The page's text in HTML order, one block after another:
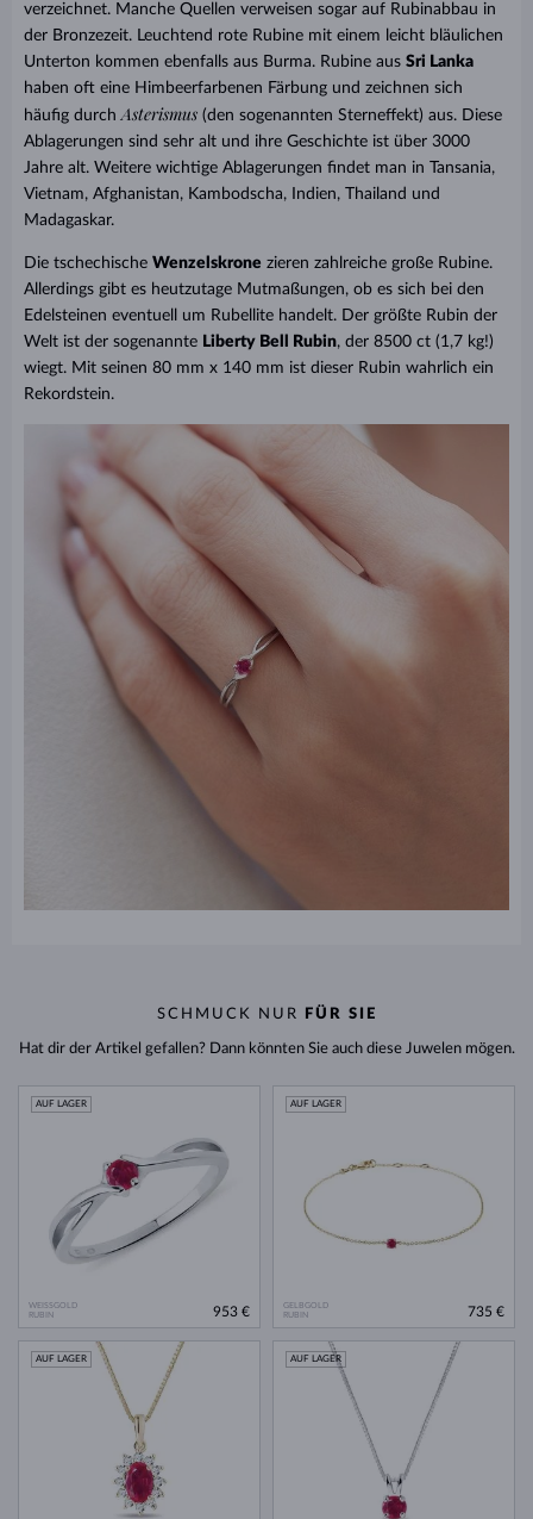
verzeichnet. Manche Quellen verweisen sogar auf Rubinabbau in
der Bronzezeit. Leuchtend rote Rubine mit einem leicht bläulichen
Unterton kommen ebenfalls aus Burma. Rubine aus Sri Lanka
haben oft eine Himbeerfarbenen Färbung und zeichnen sich
häufig durch Asterismus (den sogenannten Sterneffekt) aus. Diese
Ablagerungen sind sehr alt und ihre Geschichte ist über 3000
Jahre alt. Weitere wichtige Ablagerungen findet man in Tansania,
Vietnam, Afghanistan, Kambodscha, Indien, Thailand und
Madagaskar.
Die tschechische Wenzelskrone zieren zahlreiche große Rubine.
Allerdings gibt es heutzutage Mutmaßungen, ob es sich bei den
Edelsteinen eventuell um Rubellite handelt. Der größte Rubin der
Welt ist der sogenannte Liberty Bell Rubin, der 8500 ct (1,7 kg!)
wiegt. Mit seinen 80 mm x 140 mm ist dieser Rubin wahrlich ein
Rekordstein.
SCHMUCK NUR FÜR SIE
Hat dir der Artikel gefallen? Dann könnten Sie auch diese Juwelen mögen.
WEISSGOLD
RUBIN
AUF LAGER
953 €
GELBGOLD
RUBIN
AUF LAGER
735 €
AUF LAGER AUF LAGER